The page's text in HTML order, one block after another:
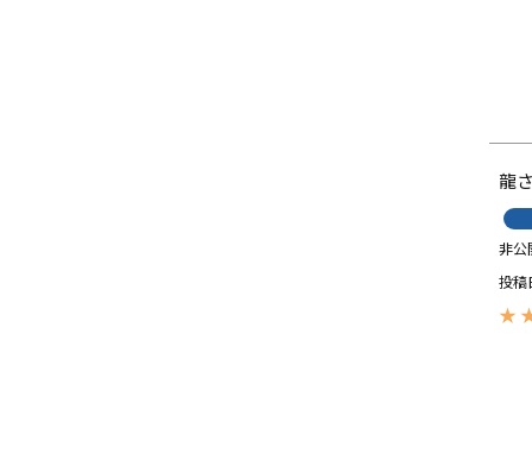
龍
非公
投稿